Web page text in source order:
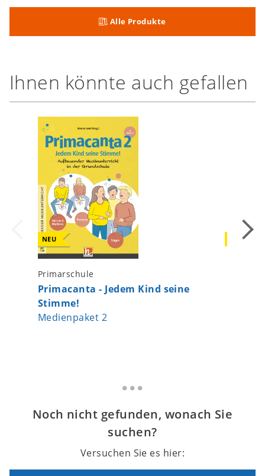
Alle Produkte
Ihnen könnte auch gefallen
NEU
Primarschule
Primacanta - Jedem Kind seine
Stimme!
Medienpaket 2
NEU
Noch nicht gefunden, wonach Sie
suchen?
Versuchen Sie es hier: